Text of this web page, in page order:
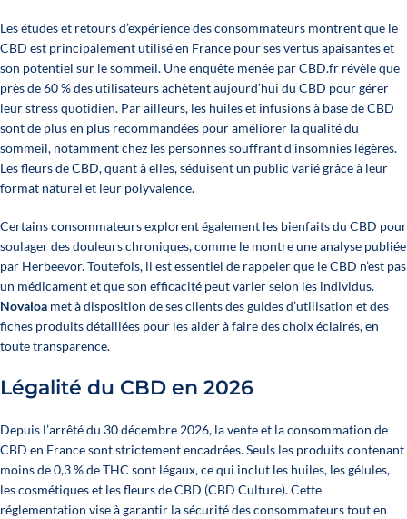
Les études et retours d’expérience des consommateurs montrent que le
CBD est principalement utilisé en France pour ses vertus apaisantes et
son potentiel sur le sommeil. Une enquête menée par CBD.fr révèle que
près de 60 % des utilisateurs achètent aujourd’hui du CBD pour gérer
leur stress quotidien. Par ailleurs, les huiles et infusions à base de CBD
sont de plus en plus recommandées pour améliorer la qualité du
sommeil, notamment chez les personnes souffrant d’insomnies légères.
Les fleurs de CBD, quant à elles, séduisent un public varié grâce à leur
format naturel et leur polyvalence.
Certains consommateurs explorent également les bienfaits du CBD pour
soulager des douleurs chroniques, comme le montre une analyse publiée
par Herbeevor. Toutefois, il est essentiel de rappeler que le CBD n’est pas
un médicament et que son efficacité peut varier selon les individus.
Novaloa met à disposition de ses clients des guides d’utilisation et des
fiches produits détaillées pour les aider à faire des choix éclairés, en
toute transparence.
Légalité du CBD en 2026
Depuis l’arrêté du 30 décembre 2026, la vente et la consommation de
CBD en France sont strictement encadrées. Seuls les produits contenant
moins de 0,3 % de THC sont légaux, ce qui inclut les huiles, les gélules,
les cosmétiques et les fleurs de CBD (CBD Culture). Cette
réglementation vise à garantir la sécurité des consommateurs tout en